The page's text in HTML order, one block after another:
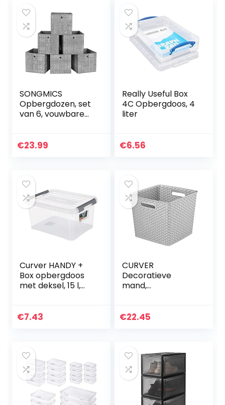
SONGMICS
Opbergdozen, set
van 6, vouwbare
kubussen,
€23.99
Really Useful Box
4C Opbergdoos, 4
liter
€6.56
Curver HANDY +
Box opbergdoos
met deksel, 15 l,
€7.43
CURVER
Decoratieve
mand,
cm, 4
€22.45